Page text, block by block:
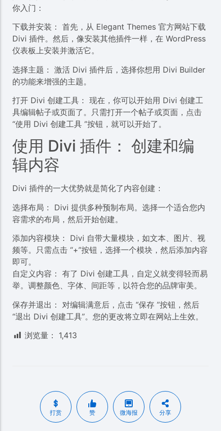
你入门：
下载并安装： 首先，从 Elegant Themes 官方网站下载
Divi 插件。然后，像安装其他插件一样，在 WordPress
仪表板上安装并激活它。
选择主题： 激活 Divi 插件后，选择你想用 Divi Builder
的功能来增强的主题。
打开 Divi 创建工具： 现在，你可以开始用 Divi 创建工
具编辑帖子或页面了。只需打开一个帖子或页面，点击
“使用 Divi 创建工具 ”按钮，就可以开始了。
使用 Divi 插件： 创建和编
辑内容
Divi 插件的一大优势就是简化了内容创建：
选择布局： Divi 提供多种预制布局。选择一个适合您内
容需求的布局，然后开始创建。
添加内容模块： Divi 自带大量模块，如文本、图片、视
频等。只需点击 “+”按钮，选择一个模块，然后添加内容
即可。
自定义内容： 有了 Divi 创建工具，自定义就变得轻而易
举。调整颜色、字体、间距等，以符合您的品牌审美。
保存并退出： 对编辑满意后，点击 “保存 ”按钮，然后
“退出 Divi 创建工具”。您的更改将立即在网站上生效。
浏览量：
1,413
打赏 赞 微海报 分享